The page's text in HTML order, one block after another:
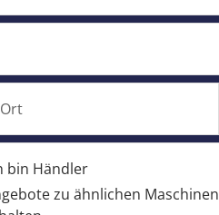
bin Händler
zu ähnlichen Maschinen